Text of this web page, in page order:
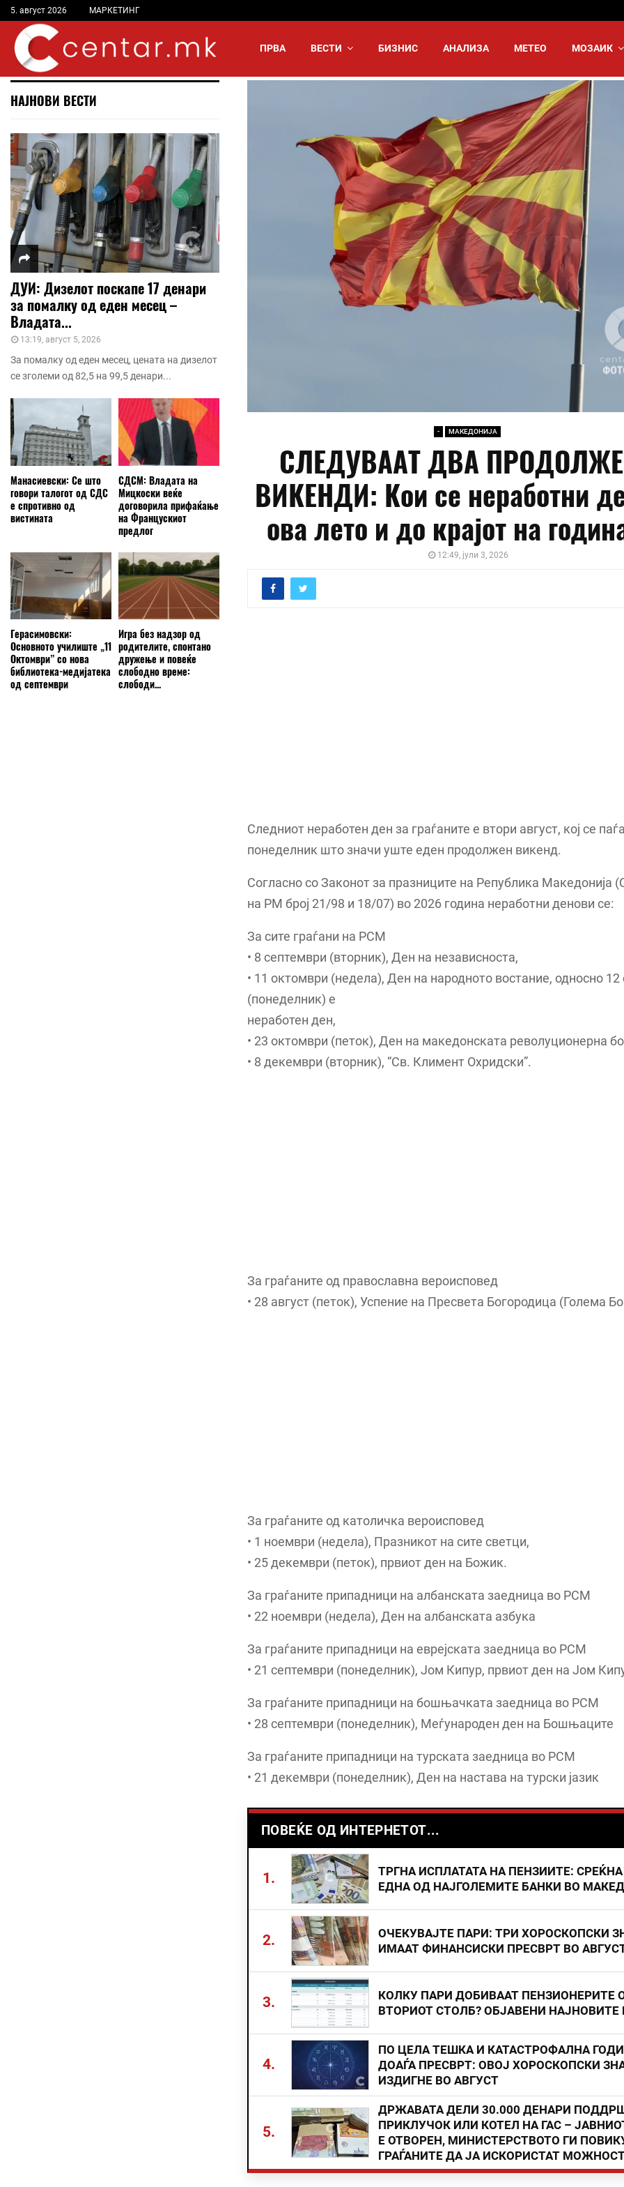
5. август 2026 МАРКЕТИНГ
ПРВА ВЕСТИ БИЗНИС АНАЛИЗА МЕТЕО МОЗАИК
- МАКЕДОНИЈА
СЛЕДУВААТ ДВА
ВИКЕНДИ: Кои се неработни
ова лето и до крајот на
12:49, јули 3, 2026
Следниот неработен ден за граѓаните е втори август, кој се
понеделник што значи уште еден продолжен викенд.
Согласно со Законот за празниците на Република Македонија
на РМ број 21/98 и 18/07) во 2026 година неработни денови се:
За сите граѓани на РСМ
• 8 септември (вторник), Ден на независноста,
• 11 октомври (недела), Ден на народното востание, односно
(понеделник) е
неработен ден,
• 23 октомври (петок), Ден на македонската револуционерна
• 8 декември (вторник), “Св. Климент Охридски”.
За граѓаните од православна вероисповед
• 28 август (петок), Успение на Пресвета Богородица (Голема
За граѓаните од католичка вероисповед
• 1 ноември (недела), Празникот на сите светци,
• 25 декември (петок), првиот ден на Божик.
За граѓаните припадници на албанската заедница во РСМ
• 22 ноември (недела), Ден на албанската азбука
За граѓаните припадници на еврејската заедница во РСМ
• 21 септември (понеделник), Јом Кипур, првиот ден на Јом
За граѓаните припадници на бошњачката заедница во РСМ
• 28 септември (понеделник), Меѓународен ден на Бошњаците
За граѓаните припадници на турската заедница во РСМ
• 21 декември (понеделник), Ден на настава на турски јазик
ПОВЕЌЕ ОД ИНТЕРНЕТОТ...
1.
ТРГНА ИСПЛАТАТА НА ПЕНЗИИТЕ:
ЕДНА ОД НАЈГОЛЕМИТЕ БАНКИ ВО
2.
ОЧЕКУВАЈТЕ ПАРИ: ТРИ ХОРОСКОПСКИ
ИМААТ ФИНАНСИСКИ ПРЕСВРТ ВО
3.
КОЛКУ ПАРИ ДОБИВААТ ПЕНЗИОНЕРИТЕ
ВТОРИОТ СТОЛБ? ОБЈАВЕНИ НАЈНОВИТЕ
4.
ПО ЦЕЛА ТЕШКА И КАТАСТРОФАЛНА
ДОАЃА ПРЕСВРТ: ОВОЈ ХОРОСКОПСКИ
ИЗДИГНЕ ВО АВГУСТ
5.
ДРЖАВАТА ДЕЛИ 30.000 ДЕНАРИ
ПРИКЛУЧОК ИЛИ КОТЕЛ НА ГАС –
Е ОТВОРЕН, МИНИСТЕРСТВОТО ГИ
ГРАЃАНИТЕ ДА ЈА ИСКОРИСТАТ
НАЈНОВИ ВЕСТИ
ДУИ: Дизелот поскапе 17 денари
за помалку од еден месец –
Владата...
13:19, август 5, 2026
За помалку од еден месец, цената на дизелот
се зголеми од 82,5 на 99,5 денари...
Манасиевски: Се што
говори талогот од СДС
е спротивно од
вистината
СДСМ: Владата на
Мицкоски веќе
договорила прифаќање
на Францускиот
предлог
Герасимовски:
Основното училиште „11
Октомври” со нова
библиотека-медијатека
од септември
Игра без надзор од
родителите, спонтано
дружење и повеќе
слободно време:
слободи...